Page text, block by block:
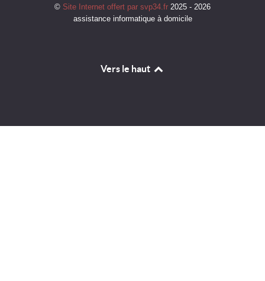
© Site Internet offert par svp34.fr 2025 - 2026
assistance informatique à domicile
Vers le haut